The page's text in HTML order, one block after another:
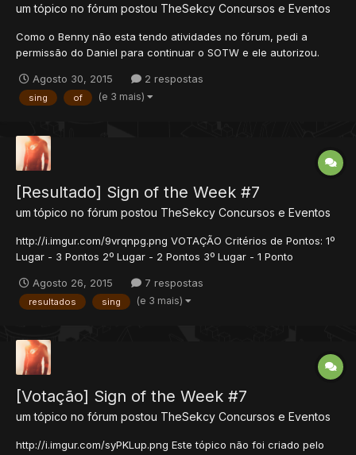
um tópico no fórum postou TheSekcy Concursos e Eventos
Como o Benny não esta tendo atividades no fórum, pedi a
permissão do Daniel para continuar o SOTW e ele autorizou.
trabalhos de outras pessoas! Em caso de R.I.P, o membro será
desclassificado e alertado! A Sign deve ser...
Agosto 30, 2015 2 respostas
sing of (e 3 mais)
[Resultado] Sign of the Week #7
um tópico no fórum postou TheSekcy Concursos e Eventos
http://i.imgur.com/9vrqnpg.png VOTAÇÃO Critérios de Pontos: 1º
Lugar - 3 Pontos 2º Lugar - 2 Pontos 3º Lugar - 1 Ponto
= 11 Kissy = 1 + 3 = 4 FLC = 0 MudrocK = 3 + 1 + 1 + 2 = 7
Overpower = 3 + 2...
Agosto 26, 2015 7 respostas
resultados sing (e 3 mais)
[Votação] Sign of the Week #7
um tópico no fórum postou TheSekcy Concursos e Eventos
http://i.imgur.com/syPKLup.png Este tópico não foi criado pelo